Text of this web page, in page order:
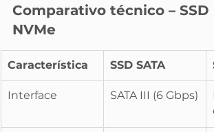
Comparativo técnico – SSD
NVMe
Característica SSD SATA
Interface SATA III (6 Gbps)